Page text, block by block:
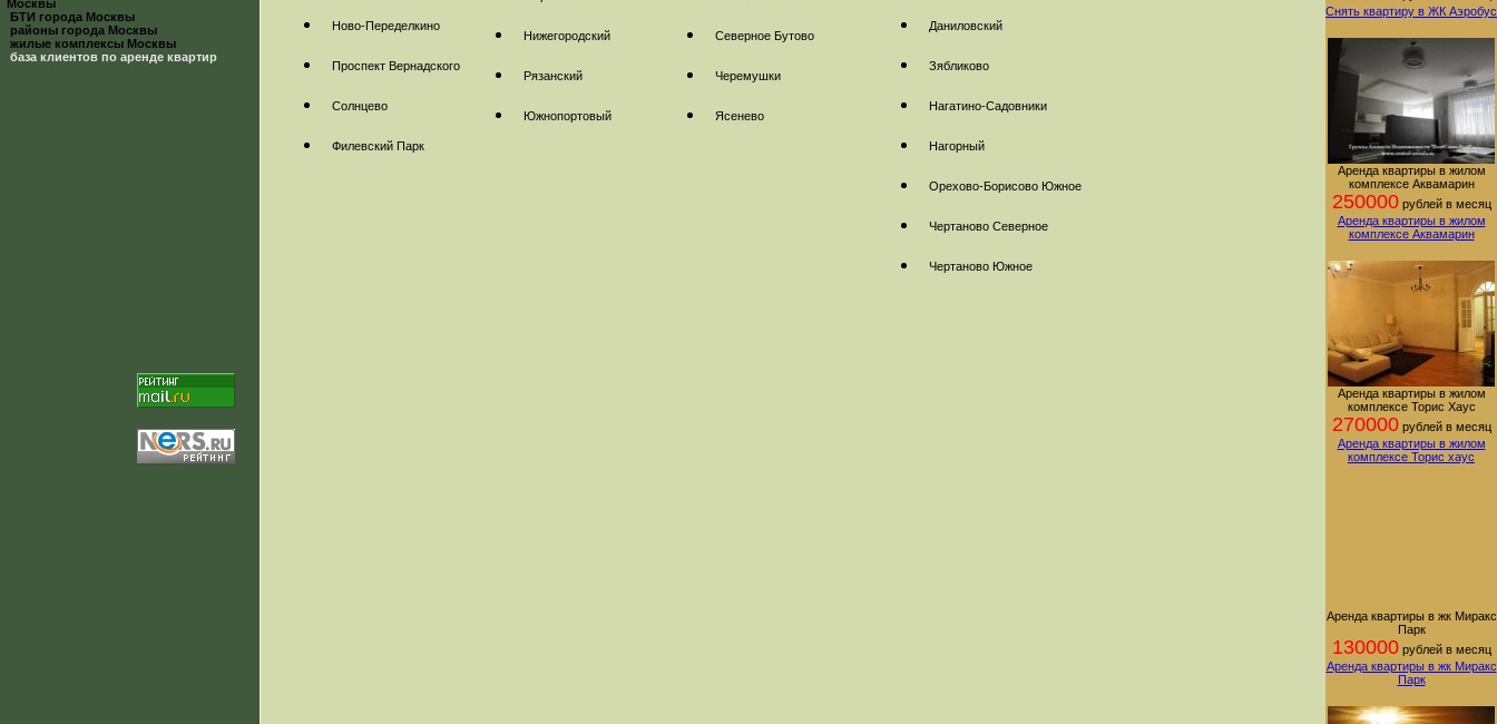
Москвы
БТИ города Москвы
районы города Москвы
жилые комплексы Москвы
база клиентов по аренде квартир
Ново-Переделкино
Проспект Вернадского
Солнцево
Филевский Парк
Нижегородский
Рязанский
Южнопортовый
Северное Бутово
Черемушки
Ясенево
Даниловский
Зябликово
Нагатино-Садовники
Нагорный
Орехово-Борисово Южное
Чертаново Северное
Чертаново Южное
Снять квартиру в ЖК Аэробус
Аренда квартиры в жилом
комплексе Аквамарин
250000рублей в месяц
Аренда квартиры в жилом
комплексе Аквамарин
Аренда квартиры в жилом
комплексе Торис Хаус
270000рублей в месяц
Аренда квартиры в жилом
комплексе Торис хаус
Аренда квартиры в жк Миракс
Парк
130000рублей в месяц
Аренда квартиры в жк Миракс
Парк